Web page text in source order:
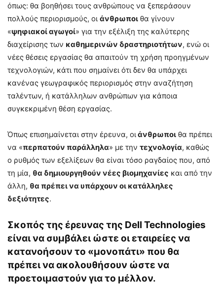
όπως: θα βοηθήσει τους ανθρώπους να ξεπεράσουν
πολλούς περιορισμούς, οι άνθρωποι θα γίνουν
«ψηφιακοί αγωγοί» για την εξέλιξη της καλύτερης
διαχείρισης των καθημερινών δραστηριοτήτων, ενώ οι
νέες θέσεις εργασίας θα απαιτούν τη χρήση προηγμένων
τεχνολογιών, κάτι που σημαίνει ότι δεν θα υπάρχει
κανένας γεωγραφικός περιορισμός στην αναζήτηση
ταλέντων, ή κατάλληλων ανθρώπων για κάποια
συγκεκριμένη θέση εργασίας.
Όπως επισημαίνεται στην έρευνα, οιάνθρωποι θα πρέπει
να «περπατούν παράλληλα» με την τεχνολογία, καθώς
ο ρυθμός των εξελίξεων θα είναι τόσο ραγδαίος που, από
τη μία, θα δημιουργηθούν νέες βιομηχανίες και από την
άλλη, θα πρέπει να υπάρχουν οι κατάλληλες
δεξιότητες.
Σκοπός της έρευνας της Dell Technologies
είναι να συμβάλει ώστε οι εταιρείες να
κατανοήσουν το «μονοπάτι» που θα
πρέπει να ακολουθήσουν ώστε να
προετοιμαστούν για το μέλλον.